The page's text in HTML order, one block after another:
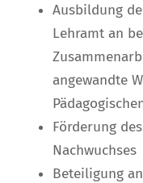
Ausbildung
Lehramt an
angewandte
Förderung
Nachwuchses
Beteiligung